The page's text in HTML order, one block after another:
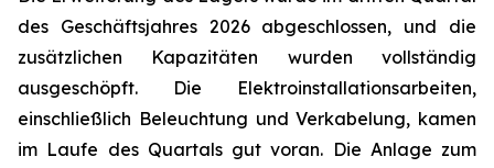
des Geschäftsjahres 2026 abgeschlossen, und die
zusätzlichen Kapazitäten wurden vollständig
ausgeschöpft. Die Elektroinstallationsarbeiten,
einschließlich Beleuchtung und Verkabelung, kamen
im Laufe des Quartals gut voran. Die Anlage zum